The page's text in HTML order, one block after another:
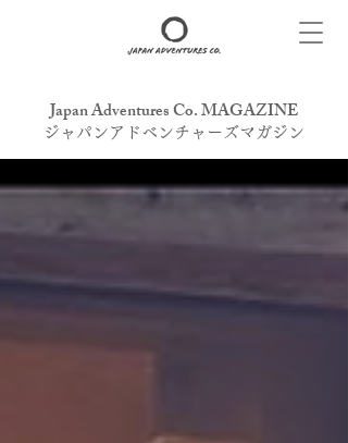
Japan Adventures Co. MAGAZINE
​ジャパンアドベンチャーズマガジン